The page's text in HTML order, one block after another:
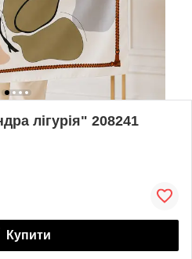
лігурія" 208241
Купити